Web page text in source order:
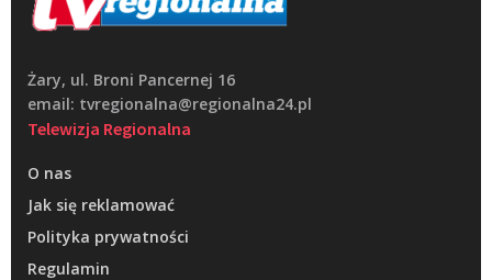
Żary, ul. Broni Pancernej 16
email: tvregionalna@regionalna24.pl
Telewizja Regionalna
O nas
Jak się reklamować
Polityka prywatności
Regulamin